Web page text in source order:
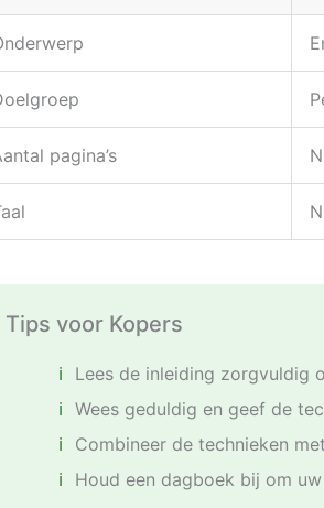
pagina’s
Tips voor Kopers
Lees de inleiding zorgvuldig
Wees geduldig en geef de
Combineer de technieken
Houd een dagboek bij om